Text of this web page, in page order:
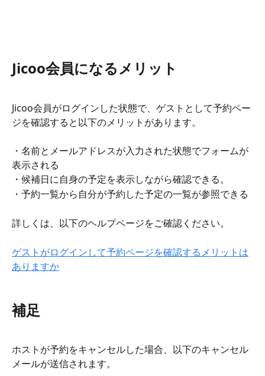
Jicoo会員になるメリット
Jicoo会員がログインした状態で、ゲストとして予約ペー
ジを確認すると以下のメリットがあります。
・名前とメールアドレスが入力された状態でフォームが
表示される
・候補日に自身の予定を表示しながら確認できる。
・予約一覧から自分が予約した予定の一覧が参照できる
詳しくは、以下のヘルプページをご確認ください。
ゲストがログインして予約ページを確認するメリットは
ありますか
補足
ホストが予約をキャンセルした場合、以下のキャンセル
メールが送信されます。